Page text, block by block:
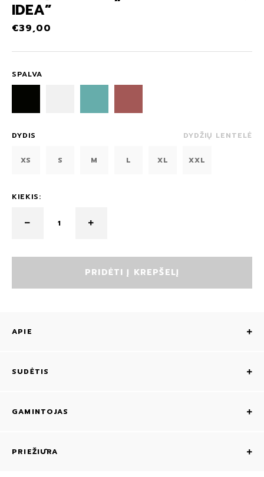
IDEA”
€39,00
SPALVA
DYDIS DYDŽIŲ LENTELĖ
XS S M L XL XXL
KIEKIS:
PRIDĖTI Į KREPŠELĮ
APIE
SUDĖTIS
GAMINTOJAS
PRIEŽIŪRA